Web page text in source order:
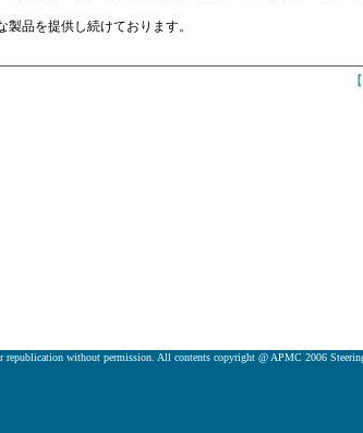
品を提供し続けております。
【
republication without permission. All contents copyright @ APMC 2006